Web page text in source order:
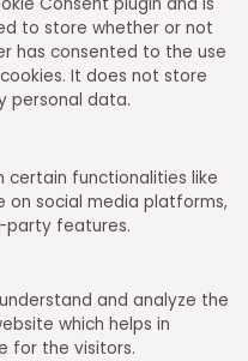
to store whether or not
has consented to the use
It does not store
personal data.
certain functionalities like
social media platforms,
party features.
and analyze the
which helps in
for the visitors.